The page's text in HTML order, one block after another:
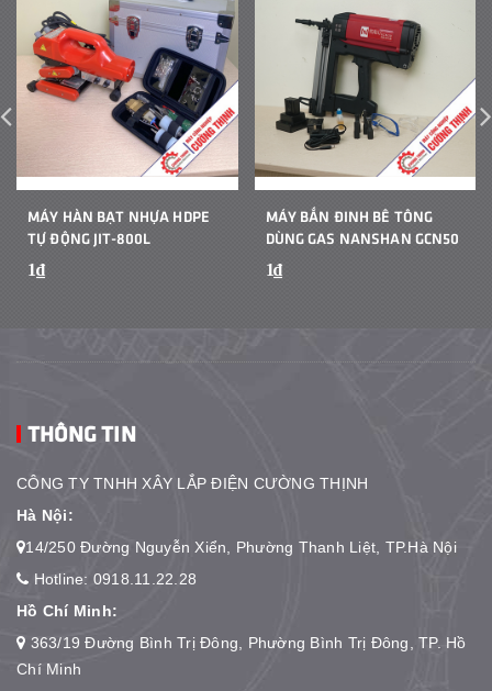
MÁY HÀN BẠT NHỰA HDPE
TỰ ĐỘNG JIT-800L
1₫
MÁY BẮN ĐINH BÊ TÔNG
DÙNG GAS NANSHAN GCN50
1₫
THÔNG TIN
CÔNG TY TNHH XÂY LẮP ĐIỆN CƯỜNG THỊNH
Hà Nội:
14/250 Đường Nguyễn Xiển, Phường Thanh Liệt, TP.Hà Nội
Hotline: 0918.11.22.28
Hồ Chí Minh:
363/19 Đường Bình Trị Đông, Phường Bình Trị Đông, TP. Hồ
Chí Minh